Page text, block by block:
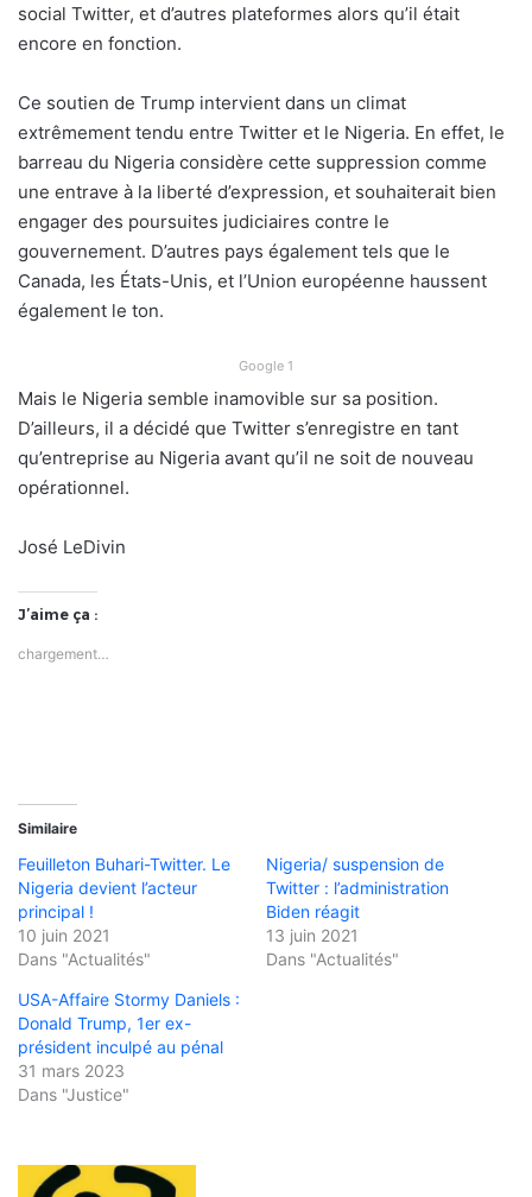
social Twitter, et d’autres plateformes alors qu’il était
encore en fonction.
Ce soutien de Trump intervient dans un climat
extrêmement tendu entre Twitter et le Nigeria. En effet, le
barreau du Nigeria considère cette suppression comme
une entrave à la liberté d’expression, et souhaiterait bien
engager des poursuites judiciaires contre le
gouvernement. D’autres pays également tels que le
Canada, les États-Unis, et l’Union européenne haussent
également le ton.
Google 1
Mais le Nigeria semble inamovible sur sa position.
D’ailleurs, il a décidé que Twitter s’enregistre en tant
qu’entreprise au Nigeria avant qu’il ne soit de nouveau
opérationnel.
José LeDivin
J’aime ça :
chargement…
Similaire
Feuilleton Buhari-Twitter. Le
Nigeria devient l’acteur
principal !
10 juin 2021
Dans "Actualités"
Nigeria/ suspension de
Twitter : l’administration
Biden réagit
13 juin 2021
Dans "Actualités"
USA-Affaire Stormy Daniels :
Donald Trump, 1er ex-
président inculpé au pénal
31 mars 2023
Dans "Justice"